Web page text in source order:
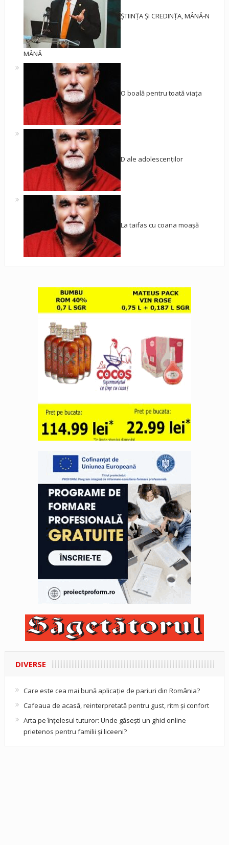
ȘTIINȚA ȘI CREDINȚA, MÂNĂ-N
MÂNĂ
O boală pentru toată viața
D'ale adolescenților
La taifas cu coana moașă
DIVERSE
Care este cea mai bună aplicație de pariuri din România?
Cafeaua de acasă, reinterpretată pentru gust, ritm și confort
Arta pe înțelesul tuturor: Unde găsești un ghid online
prietenos pentru familii și liceeni?